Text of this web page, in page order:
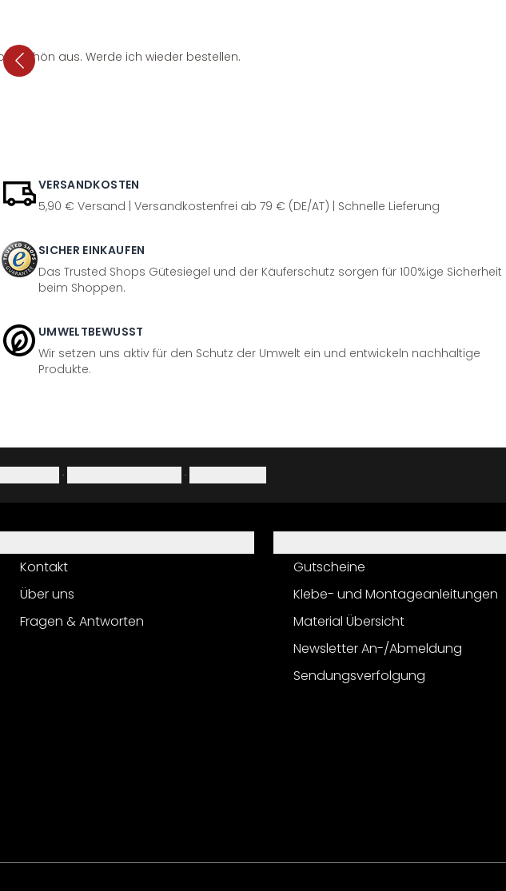
schön aus. Werde ich wieder bestellen.
VERSANDKOSTEN
5,90 € Versand | Versandkostenfrei ab 79 € (DE/AT) | Schnelle Lieferung
SICHER EINKAUFEN
Das Trusted Shops Gütesiegel und der Käuferschutz sorgen für 100%ige Sicherheit
beim Shoppen.
UMWELTBEWUSST
Wir setzen uns aktiv für den Schutz der Umwelt ein und entwickeln nachhaltige
Produkte.
· ·
Kontakt
Über uns
Fragen & Antworten
Gutscheine
Klebe- und Montageanleitungen
Material Übersicht
Newsletter An-/Abmeldung
Sendungsverfolgung